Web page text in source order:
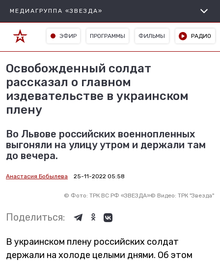
МЕДИАГРУППА «ЗВЕЗДА»
ЭФИР ПРОГРАММЫ ФИЛЬМЫ РАДИО
Освобожденный солдат
рассказал о главном
издевательстве в украинском
плену
Во Львове российских военнопленных
выгоняли на улицу утром и держали там
до вечера.
Анастасия Бобылева 25-11-2022 05:58
© Фото: ТРК ВС РФ «ЗВЕЗДА»© Видео: ТРК "Звезда"
Поделиться:
В украинском плену российских солдат
держали на холоде целыми днями. Об этом